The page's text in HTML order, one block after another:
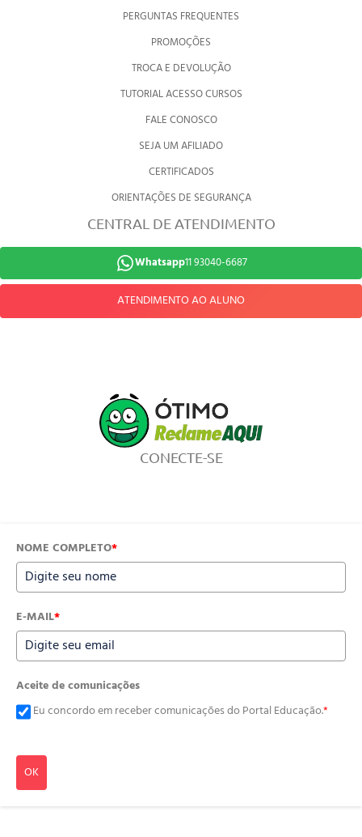
PERGUNTAS FREQUENTES
PROMOÇÕES
TROCA E DEVOLUÇÃO
TUTORIAL ACESSO CURSOS
FALE CONOSCO
SEJA UM AFILIADO
CERTIFICADOS
ORIENTAÇÕES DE SEGURANÇA
CENTRAL DE ATENDIMENTO
Whatsapp11 93040-6687
ATENDIMENTO AO ALUNO
CONECTE-SE
NOME COMPLETO*
E-MAIL*
Aceite de comunicações
Eu concordo em receber comunicações do Portal Educação.*
OK